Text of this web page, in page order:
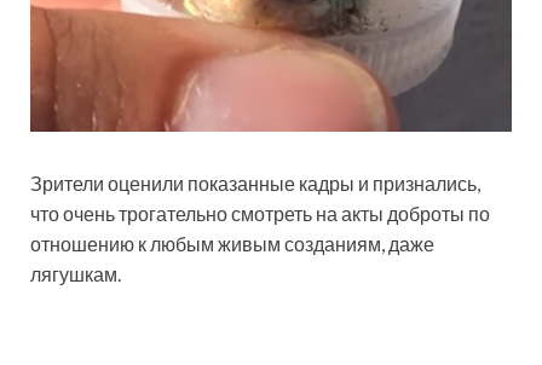
Зрители оценили показанные кадры и признались,
что очень трогательно смотреть на акты доброты по
отношению к любым живым созданиям, даже
лягушкам.